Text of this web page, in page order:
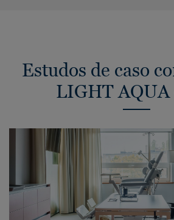
Estudos de caso
LIGHT